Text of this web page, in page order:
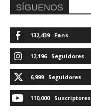
SÍGUENOS
132,439 Fans
12,196 Seguidores
6,999 Seguidores
110,000 Suscriptores